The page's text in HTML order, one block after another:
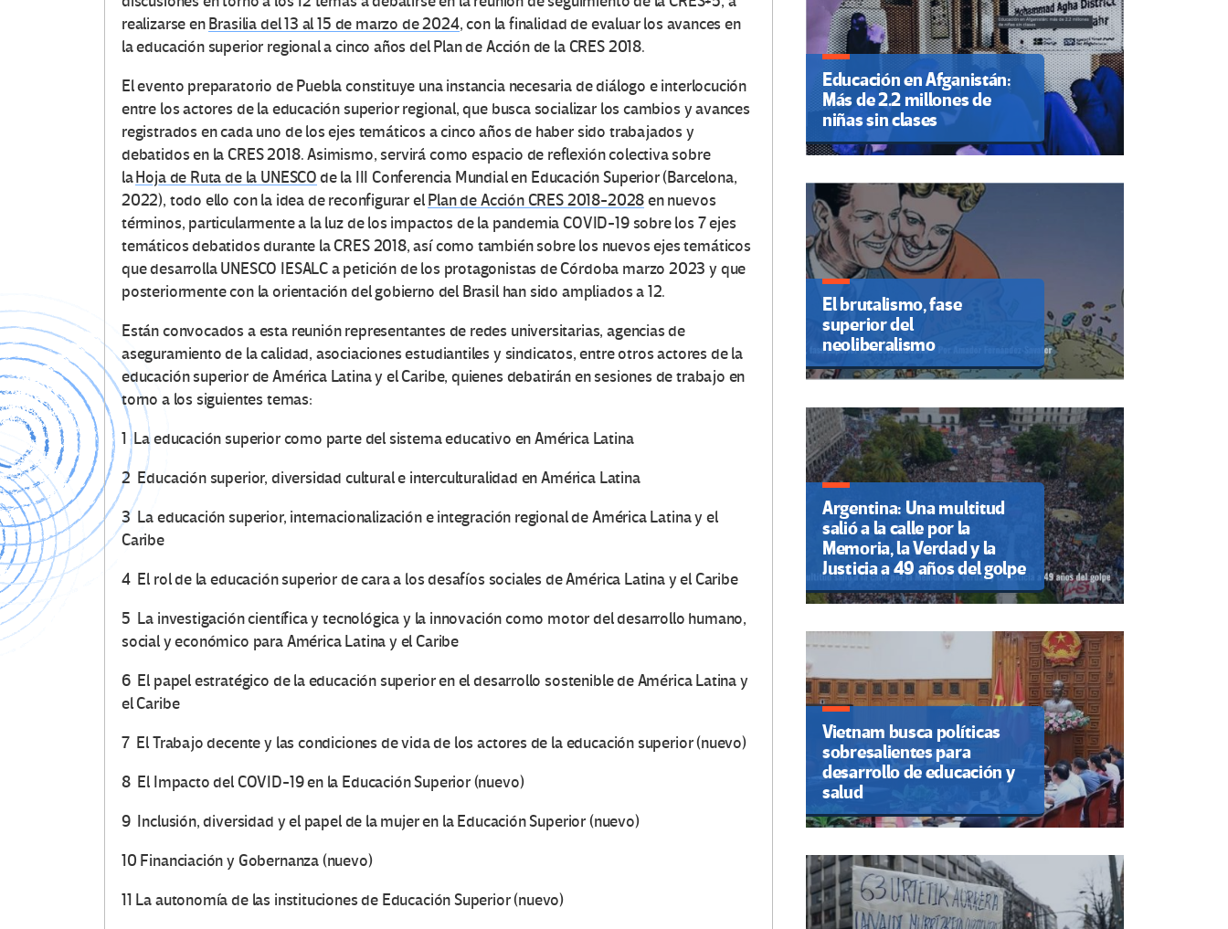
realizarse enBrasilia del 13 al 15 de marzo de 2024, con la finalidad de evaluar los avances en
la educación superior regional a cinco años del Plan de Acción de la CRES 2018.
El evento preparatorio de Puebla constituye una instancia necesaria de diálogo e interlocución
entre los actores de la educación superior regional, que busca socializar los cambios y avances
registrados en cada uno de los ejes temáticos a cinco años de haber sido trabajados y
debatidos en la CRES 2018. Asimismo, servirá como espacio de reflexión colectiva sobre
laHoja de Ruta de la UNESCOde la III Conferencia Mundial en Educación Superior (Barcelona,
2022), todo ello con la idea de reconfigurar elPlan de Acción CRES 2018-2028en nuevos
términos, particularmente a la luz de los impactos de la pandemia COVID-19 sobre los 7 ejes
temáticos debatidos durante la CRES 2018, así como también sobre los nuevos ejes temáticos
que desarrolla UNESCO IESALC a petición de los protagonistas de Córdoba marzo 2023 y que
posteriormente con la orientación del gobierno del Brasil han sido ampliados a 12.
Están convocados a esta reunión representantes de redes universitarias, agencias de
aseguramiento de la calidad, asociaciones estudiantiles y sindicatos, entre otros actores de la
educación superior de América Latina y el Caribe, quienes debatirán en sesiones de trabajo en
torno a los siguientes temas:
1 La educación superior como parte del sistema educativo en América Latina
2 Educación superior, diversidad cultural e interculturalidad en América Latina
3 La educación superior, internacionalización e integración regional de América Latina y el
Caribe
4 El rol de la educación superior de cara a los desafíos sociales de América Latina y el Caribe
5 La investigación científica y tecnológica y la innovación como motor del desarrollo humano,
social y económico para América Latina y el Caribe
6 El papel estratégico de la educación superior en el desarrollo sostenible de América Latina y
el Caribe
7 El Trabajo decente y las condiciones de vida de los actores de la educación superior (nuevo)
8 El Impacto del COVID-19 en la Educación Superior (nuevo)
9 Inclusión, diversidad y el papel de la mujer en la Educación Superior (nuevo)
10 Financiación y Gobernanza (nuevo)
11 La autonomía de las instituciones de Educación Superior (nuevo)
Educación en Afganistán:
Más de 2.2 millones de
niñas sin clases
El brutalismo, fase
superior del
neoliberalismo
Argentina: Una multitud
salió a la calle por la
Memoria, la Verdad y la
Justicia a 49 años del golpe
Vietnam busca políticas
sobresalientes para
desarrollo de educación y
salud